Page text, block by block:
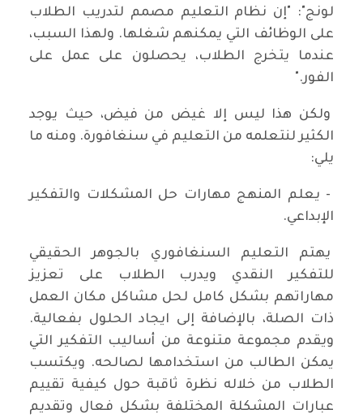
لونج": "إن نظام التعليم مصمم لتدريب الطلاب
على الوظائف التي يمكنهم شغلها. ولهذا السبب،
عندما يتخرج الطلاب، يحصلون على عمل على
الفور."
ولكن هذا ليس إلا غيض من فيض، حيث يوجد
الكثير لنتعلمه من التعليم في سنغافورة. ومنه ما
يلي:
- يعلم المنهج مهارات حل المشكلات والتفكير
الإبداعي.
يهتم التعليم السنغافوري بالجوهر الحقيقي
للتفكير النقدي ويدرب الطلاب على تعزيز
مهاراتهم بشكل كامل لحل مشاكل مكان العمل
ذات الصلة، بالإضافة إلى ايجاد الحلول بفعالية.
ويقدم مجموعة متنوعة من أساليب التفكير التي
يمكن الطالب من استخدامها لصالحه. ويكتسب
الطلاب من خلاله نظرة ثاقبة حول كيفية تقييم
عبارات المشكلة المختلفة بشكل فعال وتقديم